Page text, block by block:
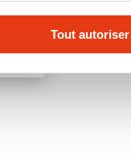
Tout autoriser